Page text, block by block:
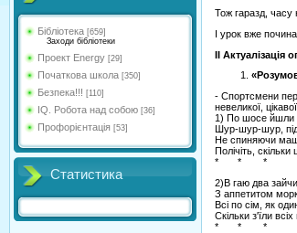
Бібліотека [659]
Заходи бібліотеки
Проект Energy [29]
Початкова школа [350]
Безпека!!! [110]
IQ. Робота над собою [36]
Профорієнтація [53]
Статистика
Тож гаразд, часу
І урок вже
ІІ Актуалізація
- Спортсмени
невеликої,
1) По шосе йшли
Шур-шур-шур,
Не спиняючи
Полічіть,
* * *
2)В гаю два
З аппетитом
Всі по сім, як
Скільки з'їли
* * *